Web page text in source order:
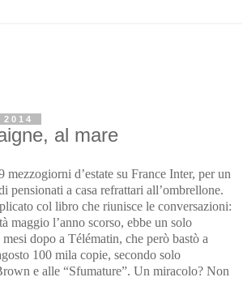
al mare
mezzogiorni d’estate su France Inter, per un
pensionati a casa refrattari all’ombrellone.
col libro che riunisce le conversazioni:
maggio l’anno scorso, ebbe un solo
dopo a Télématin, che però bastò a
100 mila copie, secondo solo
e alle “Sfumature”. Un miracolo? Non